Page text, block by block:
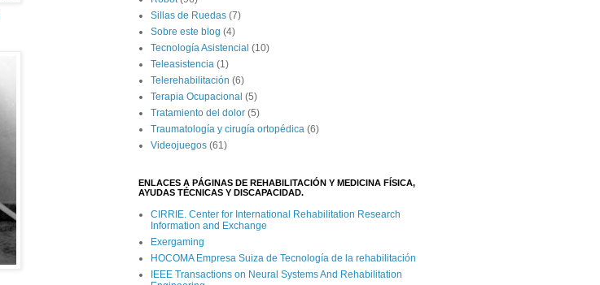
Sillas de Ruedas (7)
Sobre este blog (4)
Tecnología Asistencial (10)
Teleasistencia (1)
Telerehabilitación (6)
Terapia Ocupacional (5)
Tratamiento del dolor (5)
Traumatología y cirugía ortopédica (6)
Videojuegos (61)
ENLACES A PÁGINAS DE REHABILITACIÓN Y MEDICINA FÍSICA,
AYUDAS TÉCNICAS Y DISCAPACIDAD.
CIRRIE. Center for International Rehabilitation Research
Information and Exchange
Exergaming
HOCOMA Empresa Suiza de Tecnología de la rehabilitación
IEEE Transactions on Neural Systems And Rehabilitation